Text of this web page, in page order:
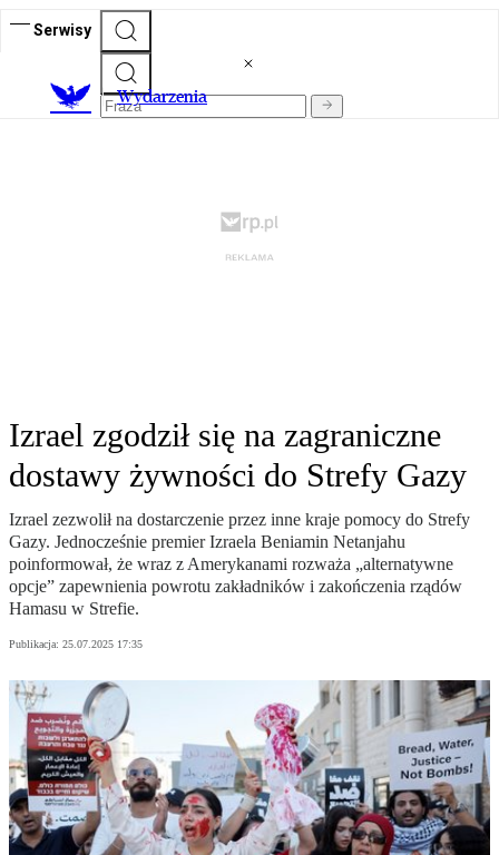
Serwisy
Wydarzenia
Izrael zgodził się na zagraniczne
dostawy żywności do Strefy Gazy
Izrael zezwolił na dostarczenie przez inne kraje pomocy do Strefy
Gazy. Jednocześnie premier Izraela Beniamin Netanjahu
poinformował, że wraz z Amerykanami rozważa „alternatywne
opcje” zapewnienia powrotu zakładników i zakończenia rządów
Hamasu w Strefie.
Publikacja: 25.07.2025 17:35